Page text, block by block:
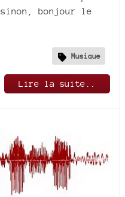
bonjour le
Musique
Lire la suite..